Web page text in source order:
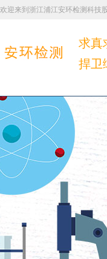
欢迎来到浙江浦江安环检测科技
求真
捍卫